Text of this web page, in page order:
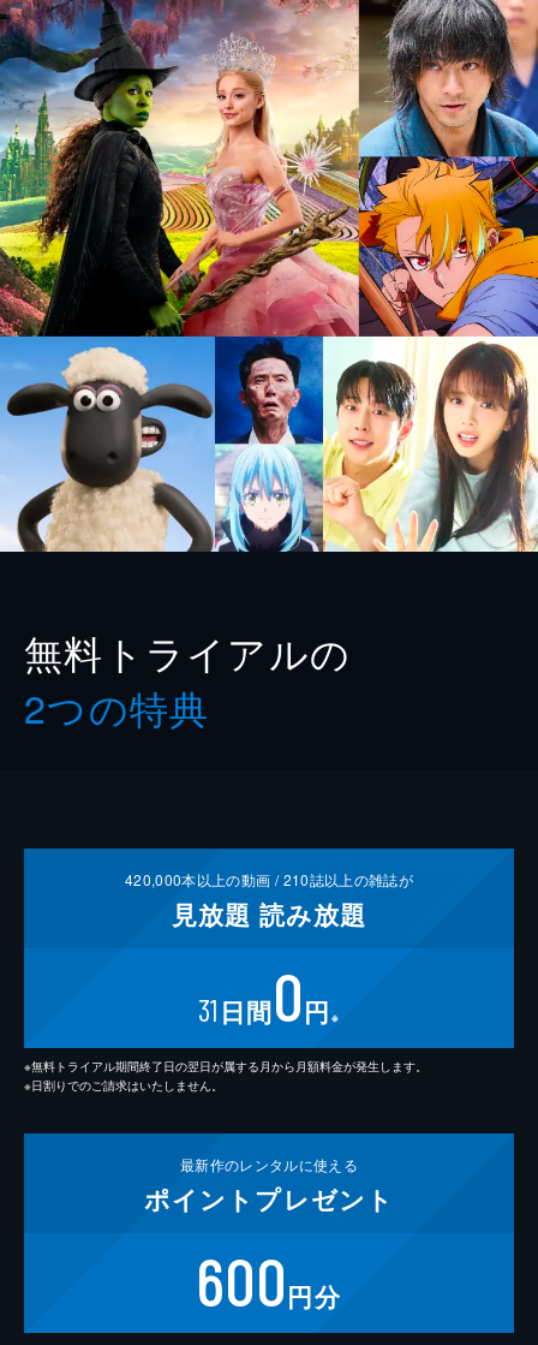
無料トライアルの
2つの特典
420,000本以上の動画 /210誌以上の雑誌が
見放題 読み放題
31 日間0円 ※
※無料トライアル期間終了日の翌日が属する月から月額料金が発生します。
※日割りでのご請求はいたしません。
最新作のレンタルに使える
ポイント プレゼント
600円分